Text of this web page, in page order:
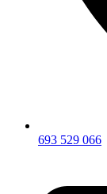
693 529 066